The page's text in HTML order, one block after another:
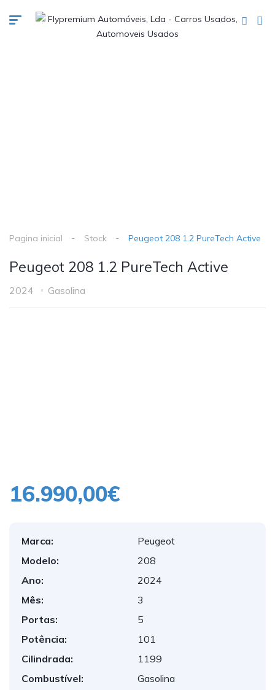
Pagina inicial Stock Peugeot 208 1.2 PureTech Active
Peugeot 208 1.2 PureTech Active
2024 Gasolina
16.990,00€
Marca:
Peugeot
Modelo:
208
Ano:
2024
Mês:
3
Portas:
5
Potência:
101
Cilindrada:
1199
Combustível:
Gasolina